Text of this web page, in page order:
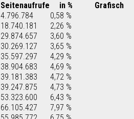
Seitenaufrufe in % Grafisch
4.796.784 0,58 %
18.740.181 2,26 %
29.874.657 3,60 %
30.269.127 3,65 %
35.597.297 4,29 %
38.904.683 4,69 %
39.181.383 4,72 %
39.247.875 4,73 %
53.323.600 6,43 %
66.105.427 7,97 %